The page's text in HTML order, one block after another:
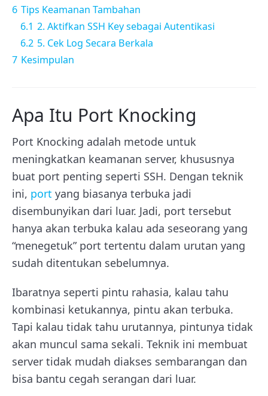
6 Tips Keamanan Tambahan
6.1 2. Aktifkan SSH Key sebagai Autentikasi
6.2 5. Cek Log Secara Berkala
7 Kesimpulan
Apa Itu Port Knocking
Port Knocking adalah metode untuk
meningkatkan keamanan server, khususnya
buat port penting seperti SSH. Dengan teknik
ini, port yang biasanya terbuka jadi
disembunyikan dari luar. Jadi, port tersebut
hanya akan terbuka kalau ada seseorang yang
“menegetuk” port tertentu dalam urutan yang
sudah ditentukan sebelumnya.
Ibaratnya seperti pintu rahasia, kalau tahu
kombinasi ketukannya, pintu akan terbuka.
Tapi kalau tidak tahu urutannya, pintunya tidak
akan muncul sama sekali. Teknik ini membuat
server tidak mudah diakses sembarangan dan
bisa bantu cegah serangan dari luar.